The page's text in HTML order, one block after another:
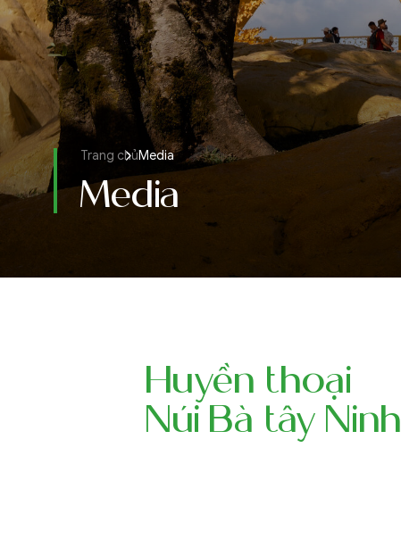
Trang chủMedia
Media
Huyền thoại
Núi Bà tây Ninh